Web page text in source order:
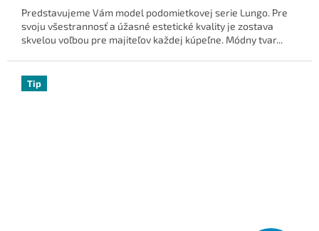
Predstavujeme Vám model podomietkovej serie Lungo. Pre
svoju všestrannosť a úžasné estetické kvality je zostava
skvelou voľbou pre majiteľov každej kúpeľne. Módny tvar...
Tip